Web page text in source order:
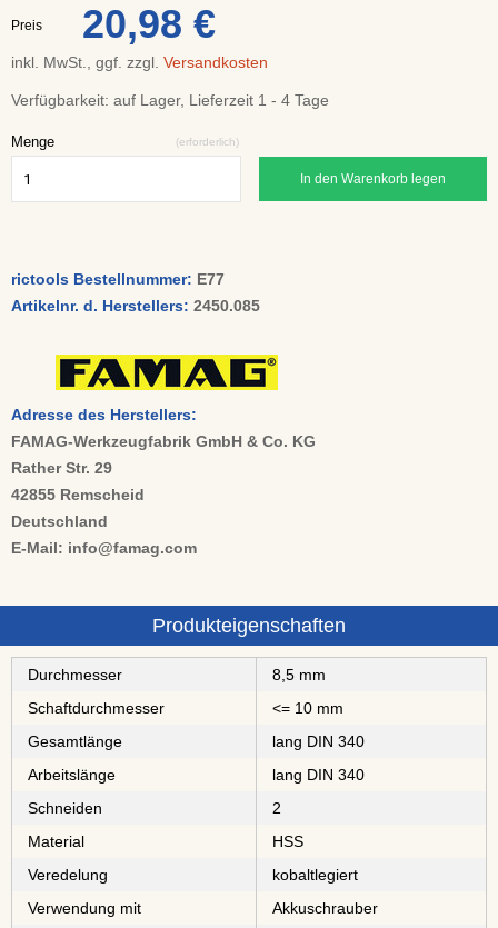
Preis 20,98 €
inkl. MwSt., ggf. zzgl. Versandkosten
Verfügbarkeit: auf Lager, Lieferzeit 1 - 4 Tage
Menge (erforderlich)
In den Warenkorb legen
rictools Bestellnummer: E77
Artikelnr. d. Herstellers: 2450.085
Adresse des Herstellers:
FAMAG-Werkzeugfabrik GmbH & Co. KG
Rather Str. 29
42855 Remscheid
Deutschland
E-Mail: info@famag.com
Produkteigenschaften
Durchmesser
8,5 mm
Schaftdurchmesser
<= 10 mm
Gesamtlänge
lang DIN 340
Arbeitslänge
lang DIN 340
Schneiden
2
Material
⁠⁠⁠⁠⁠⁠HSS
Veredelung
kobaltlegiert
Verwendung mit
Akkuschrauber